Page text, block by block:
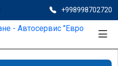
+998998702720